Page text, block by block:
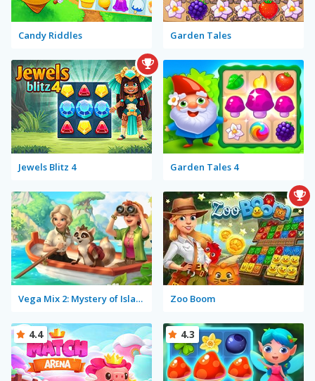
Candy Riddles Garden Tales
Jewels Blitz 4 Garden Tales 4
Vega Mix 2: Mystery of Island Zoo Boom
4.4 4.3